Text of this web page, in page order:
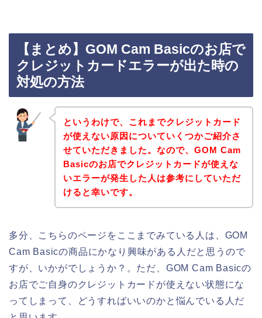
【まとめ】GOM Cam Basicのお店で
クレジットカードエラーが出た時の
対処の方法
というわけで、これまでクレジットカード
が使えない原因についていくつかご紹介さ
せていただきました。なので、GOM Cam
Basicのお店でクレジットカードが使えな
いエラーが発生した人は参考にしていただ
けると幸いです。
多分、こちらのページをここまでみている人は、GOM
Cam Basicの商品にかなり興味がある人だと思うので
すが、いかがでしょうか？。ただ、GOM Cam Basicの
お店でご自身のクレジットカードが使えない状態にな
ってしまって、どうすればいいのかと悩んでいる人だ